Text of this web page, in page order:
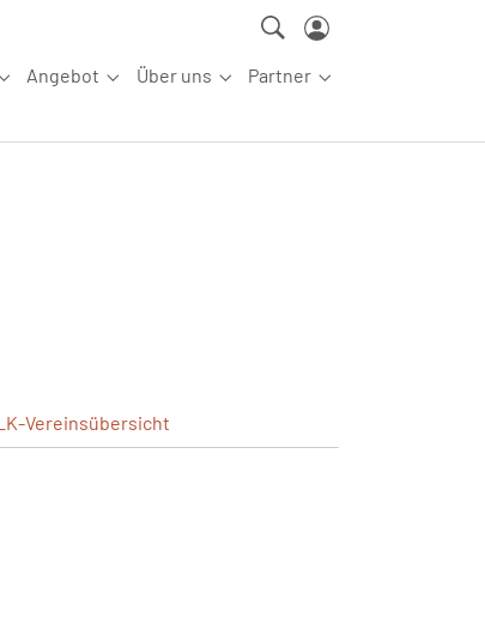
Submenu for "Aus-/Fortbildung"
Angebot
Submenu for "Angebot"
Über uns
Submenu for "Über uns"
Partner
Submenu for
Vereinsübersicht